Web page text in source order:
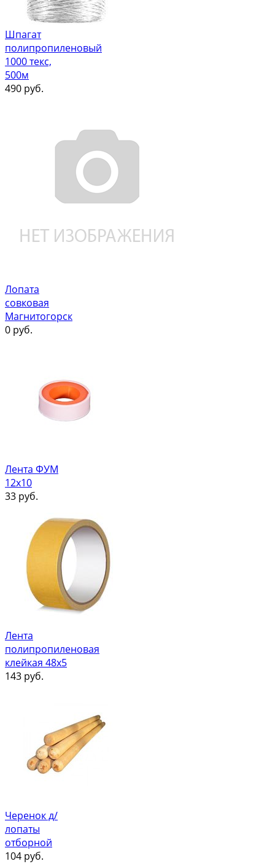
Шпагат
полипропиленовый
1000 текс,
500м
490 руб.
Лопата
совковая
Магнитогорск
0 руб.
Лента ФУМ
12х10
33 руб.
Лента
полипропиленовая
клейкая 48х5
143 руб.
Черенок д/
лопаты
отборной
104 руб.